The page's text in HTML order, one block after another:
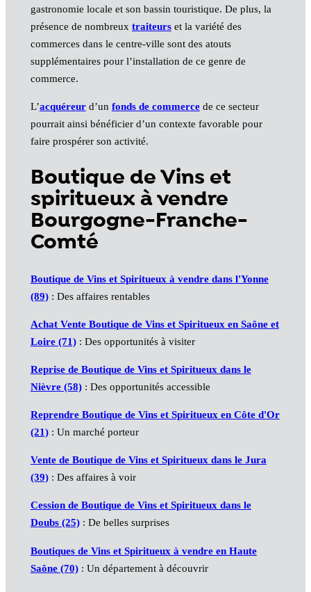
gastronomie locale et son bassin touristique. De plus, la
présence de nombreux traiteurset la variété des
commerces dans le centre-ville sont des atouts
supplémentaires pour l’installation de ce genre de
commerce.
L’acquéreurd’un fonds de commercede ce secteur
pourrait ainsi bénéficier d’un contexte favorable pour
faire prospérer son activité.
Boutique de Vins et
spiritueux à vendre
Bourgogne-Franche-
Comté
Boutique de Vins et Spiritueux à vendre dans l'Yonne
(89): Des affaires rentables
Achat Vente Boutique de Vins et Spiritueux en Saône et
Loire (71): Des opportunités à visiter
Reprise de Boutique de Vins et Spiritueux dans le
Nièvre (58): Des opportunités accessible
Reprendre Boutique de Vins et Spiritueux en Côte d'Or
(21): Un marché porteur
Vente de Boutique de Vins et Spiritueux dans le Jura
(39): Des affaires à voir
Cession de Boutique de Vins et Spiritueux dans le
Doubs (25): De belles surprises
Boutiques de Vins et Spiritueux à vendre en Haute
Saône (70): Un département à découvrir